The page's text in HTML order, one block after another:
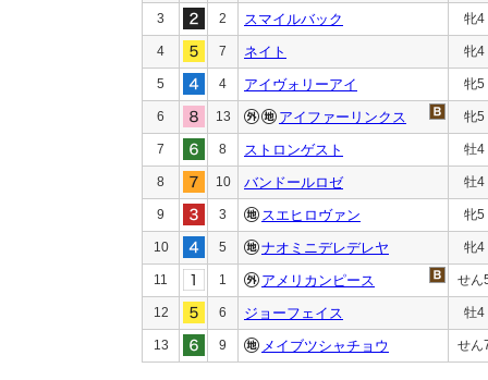
3 2 スマイルバック 牝4
4 7 ネイト 牝4
5 4 アイヴォリーアイ 牝5
6 13 アイファーリンクス 牝5
7 8 ストロンゲスト 牡4
8 10 バンドールロゼ 牡4
9 3 スエヒロヴァン 牝5
10 5 ナオミニデレデレヤ 牝4
11 1 アメリカンピース せん
12 6 ジョーフェイス 牡4
13 9 メイブツシャチョウ せん